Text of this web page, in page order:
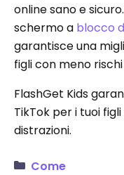
online sano e
schermo a blocco
garantisce una
figli con meno
FlashGet Kids
TikTok per i tuoi
distrazioni.
Come